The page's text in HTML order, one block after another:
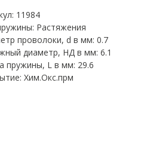
11984
Растяжения
проволоки, d в мм: 0.7
диаметр, НД в мм: 6.1
пружины, L в мм: 29.6
Хим.Окс.прм